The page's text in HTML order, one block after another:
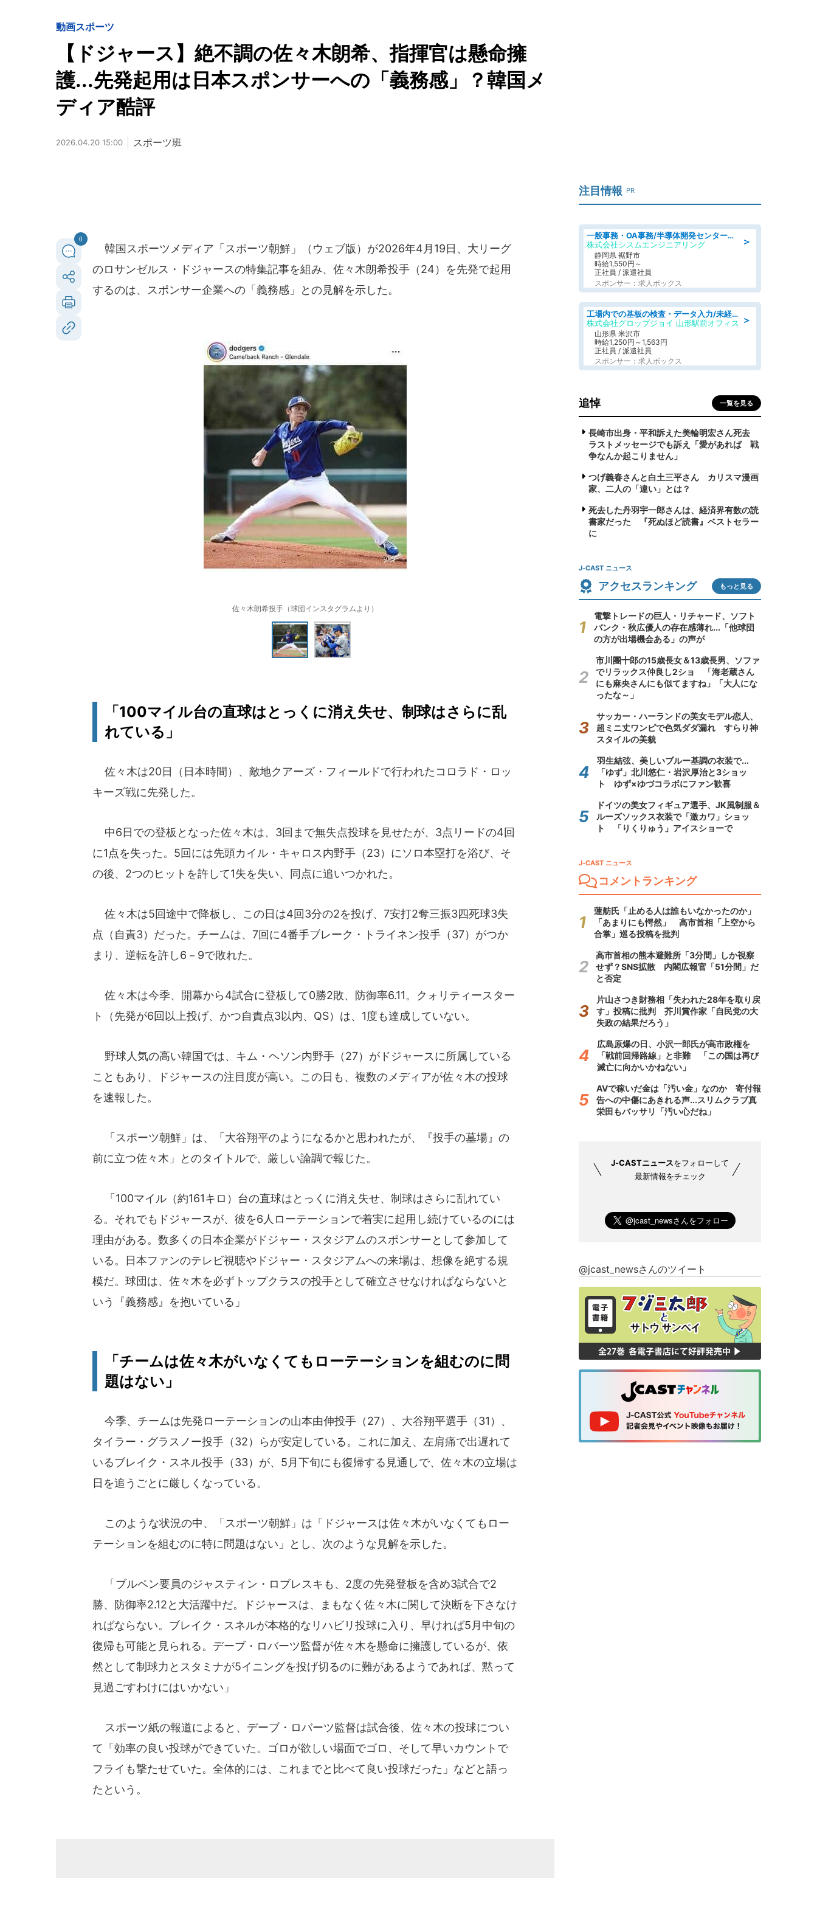
動画スポーツ
【ドジャース】絶不調の佐々木朗希、指揮官は懸命擁
護...先発起用は日本スポンサーへの「義務感」？韓国メ
ディア酷評
2026.04.20 15:00 スポーツ班
0
韓国スポーツメディア「スポーツ朝鮮」（ウェブ版）が2026年4月19日、大リーグ
のロサンゼルス・ドジャースの特集記事を組み、佐々木朗希投手（24）を先発で起用
するのは、スポンサー企業への「義務感」との見解を示した。
佐々木朗希投手（球団インスタグラムより）
「100マイル台の直球はとっくに消え失せ、制球はさらに乱
れている」
佐々木は20日（日本時間）、敵地クアーズ・フィールドで行われたコロラド・ロッ
キーズ戦に先発した。
中6日での登板となった佐々木は、3回まで無失点投球を見せたが、3点リードの4回
に1点を失った。5回には先頭カイル・キャロス内野手（23）にソロ本塁打を浴び、そ
の後、2つのヒットを許して1失を失い、同点に追いつかれた。
佐々木は5回途中で降板し、この日は4回3分の2を投げ、7安打2奪三振3四死球3失
点（自責3）だった。チームは、7回に4番手ブレーク・トライネン投手（37）がつか
まり、逆転を許し6－9で敗れた。
佐々木は今季、開幕から4試合に登板して0勝2敗、防御率6.11。クォリティースター
ト（先発が6回以上投げ、かつ自責点3以内、QS）は、1度も達成していない。
野球人気の高い韓国では、キム・ヘソン内野手（27）がドジャースに所属している
こともあり、ドジャースの注目度が高い。この日も、複数のメディアが佐々木の投球
を速報した。
「スポーツ朝鮮」は、「大谷翔平のようになるかと思われたが、『投手の墓場』の
前に立つ佐々木」とのタイトルで、厳しい論調で報じた。
「100マイル（約161キロ）台の直球はとっくに消え失せ、制球はさらに乱れてい
る。それでもドジャースが、彼を6人ローテーションで着実に起用し続けているのには
理由がある。数多くの日本企業がドジャー・スタジアムのスポンサーとして参加して
いる。日本ファンのテレビ視聴やドジャー・スタジアムへの来場は、想像を絶する規
模だ。球団は、佐々木を必ずトップクラスの投手として確立させなければならないと
いう『義務感』を抱いている」
「チームは佐々木がいなくてもローテーションを組むのに問
題はない」
今季、チームは先発ローテーションの山本由伸投手（27）、大谷翔平選手（31）、
タイラー・グラスノー投手（32）らが安定している。これに加え、左肩痛で出遅れて
いるブレイク・スネル投手（33）が、5月下旬にも復帰する見通しで、佐々木の立場は
日を追うごとに厳しくなっている。
このような状況の中、「スポーツ朝鮮」は「ドジャースは佐々木がいなくてもロー
テーションを組むのに特に問題はない」とし、次のような見解を示した。
「ブルペン要員のジャスティン・ロブレスキも、2度の先発登板を含め3試合で2
勝、防御率2.12と大活躍中だ。ドジャースは、まもなく佐々木に関して決断を下さなけ
ればならない。ブレイク・スネルが本格的なリハビリ投球に入り、早ければ5月中旬の
復帰も可能と見られる。デーブ・ロバーツ監督が佐々木を懸命に擁護しているが、依
然として制球力とスタミナが5イニングを投げ切るのに難があるようであれば、黙って
見過ごすわけにはいかない」
スポーツ紙の報道によると、デーブ・ロバーツ監督は試合後、佐々木の投球につい
て「効率の良い投球ができていた。ゴロが欲しい場面でゴロ、そして早いカウントで
フライも撃たせていた。全体的には、これまでと比べて良い投球だった」などと語っ
たという。
注目情報 PR
＞
一般事務・OA事務/半導体開発センター内で事務&軽作業スタッフ、募集
株式会社シスムエンジニアリング
静岡県 裾野市
時給1,550円～
正社員 / 派遣社員
スポンサー：求人ボックス
＞
工場内での基板の検査・データ入力/未経験歓迎/交通費支給/食堂あり
株式会社グロップジョイ 山形駅前オフィス
山形県 米沢市
時給1,250円～1,563円
正社員 / 派遣社員
スポンサー：求人ボックス
追悼 一覧を見る
長崎市出身・平和訴えた美輪明宏さん死去
ラストメッセージでも訴え「愛があれば 戦
争なんか起こりません」
つげ義春さんと白土三平さん カリスマ漫画
家、二人の「違い」とは？
死去した丹羽宇一郎さんは、経済界有数の読
書家だった 『死ぬほど読書』ベストセラー
に
J-CAST ニュース
アクセスランキング もっと見る
電撃トレードの巨人・リチャード、ソフト
バンク・秋広優人の存在感薄れ...「他球団
の方が出場機会ある」の声が
市川團十郎の15歳長女＆13歳長男、ソファ
でリラックス仲良し2ショ 「海老蔵さん
にも麻央さんにも似てますね」「大人にな
ったな～」
サッカー・ハーランドの美女モデル恋人、
超ミニ丈ワンピで色気ダダ漏れ すらり神
スタイルの美貌
羽生結弦、美しいブルー基調の衣装で...
「ゆず」北川悠仁・岩沢厚治と3ショッ
ト ゆず×ゆづコラボにファン歓喜
ドイツの美女フィギュア選手、JK風制服＆
ルーズソックス衣装で「激カワ」ショッ
ト 「りくりゅう」アイスショーで
J-CAST ニュース
コメントランキング
蓮舫氏「止める人は誰もいなかったのか」
「あまりにも愕然」 高市首相「上空から
合掌」巡る投稿を批判
高市首相の熊本避難所「3分間」しか視察
せず？SNS拡散 内閣広報官「51分間」だ
と否定
片山さつき財務相「失われた28年を取り戻
す」投稿に批判 芥川賞作家「自民党の大
失政の結果だろう」
広島原爆の日、小沢一郎氏が高市政権を
「戦前回帰路線」と非難 「この国は再び
滅亡に向かいかねない」
AVで稼いだ金は「汚い金」なのか 寄付報
告への中傷にあきれる声...スリムクラブ真
栄田もバッサリ「汚い心だね」
J-CASTニュースをフォローして
最新情報をチェック
@jcast_newsさんのツイート